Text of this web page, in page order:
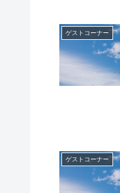
ゲストコーナー
ゲストコーナー